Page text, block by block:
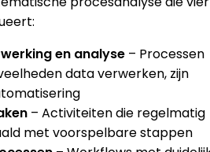
en analyse – Processen
data verwerken, zijn
– Activiteiten die regelmatig
met voorspelbare stappen